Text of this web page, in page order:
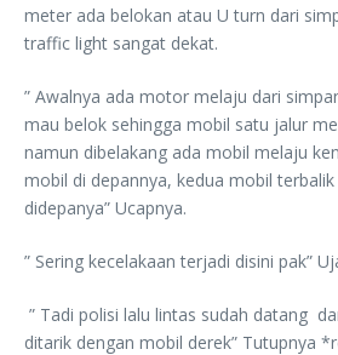
meter ada belokan atau U turn dari
traffic light sangat dekat.
” Awalnya ada motor melaju dari
mau belok sehingga mobil satu jalur
namun dibelakang ada mobil melaju
mobil di depannya, kedua mobil
didepanya” Ucapnya.
” Sering kecelakaan terjadi disini pak”
” Tadi polisi lalu lintas sudah datang
ditarik dengan mobil derek” Tutupnya